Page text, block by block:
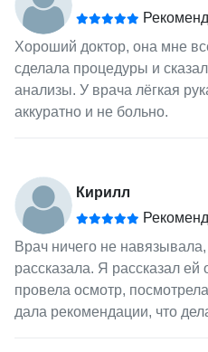
Хороший доктор, она мне
сделала процедуры и
анализы. У врача лёгкая
аккуратно и не больно.
Кирилл
Врач ничего не
рассказала. Я рассказал
провела осмотр,
дала рекомендации, что